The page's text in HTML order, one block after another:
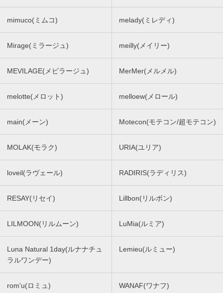
mimuco(ミムコ) melady(ミレディ)
Mirage(ミラージュ) meilly(メイリー)
MEVILAGE(メビラージュ) MerMer(メルメル)
melotte(メロット) melloew(メロール)
main(メーン) Motecon(モテコン/超モテコン)
MOLAK(モラク) URIA(ユリア)
loveil(ラヴェール) RADIRIS(ラディリス)
RESAY(リセイ) Lillbon(リルボン)
LILMOON(リルムーン) LuMia(ルミア)
Luna Natural 1day(ルナナチュ
ラルワンデー)
Lemieu(ルミュー)
rom'u(ロミュ) WANAF(ワナフ)